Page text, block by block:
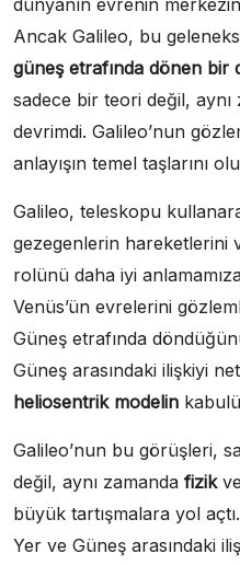
dünyanın evrenin
Ancak Galileo, bu
güneş etrafında dönen bir
sadece bir teori değil,
devrimdi. Galileo’nun
anlayışın temel taşlarını
Galileo, teleskopu
gezegenlerin hareketlerini
rolünü daha iyi
Venüs’ün evrelerini
Güneş etrafında
Güneş arasındaki ilişkiyi
heliosentrik modelin
Galileo’nun bu görüşleri,
değil, aynı zamanda fizikve
büyük tartışmalara yol
Yer ve Güneş arasındaki